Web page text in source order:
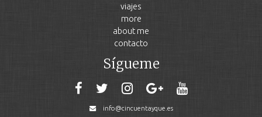
viajes
more
about me
contacto
Sígueme
info@cincuentayque.es